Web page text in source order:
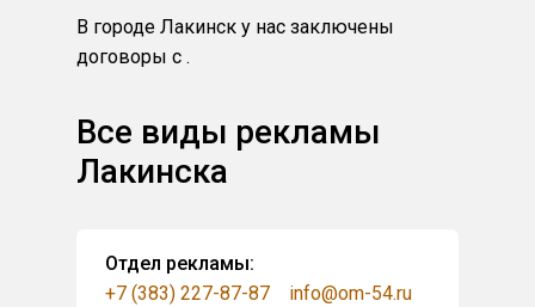
В городе Лакинск у нас заключены
договоры с .
Все виды рекламы
Лакинска
Отдел рекламы:
+7 (383) 227-87-87
info@om-54.ru